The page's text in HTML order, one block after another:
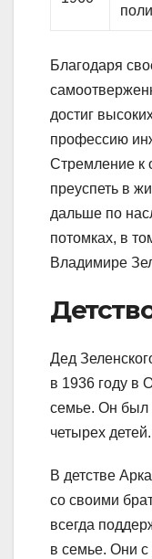
Благодаря
достиг
профессию
Стремление к
преуспеть в
дальше по
потомках, в
Владимире
Дед
в 1936 году в
семье. Он был
четырех детей.
В детстве
со своими
всегда
в семье. Они с